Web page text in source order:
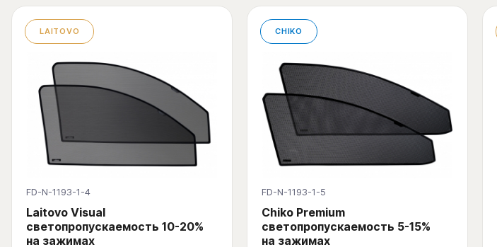
LAITOVO
FD-N-1193-1-4
Laitovo Visual
светопропускаемость 10-20%
на зажимах
CHIKO
FD-N-1193-1-5
Chiko Premium
светопропускаемость 5-15%
на зажимах